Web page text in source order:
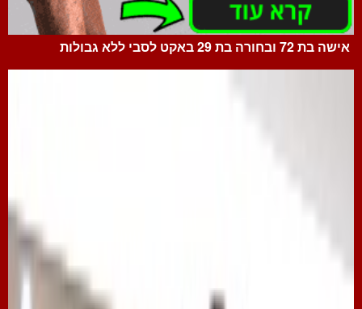
אישה בת 72 ובחורה בת 29 באקט לסבי ללא גבולות